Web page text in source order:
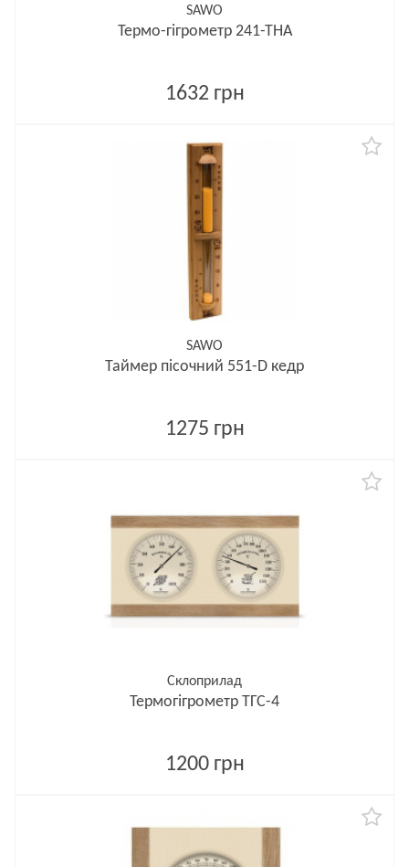
SAWO
Термо-гігрометр 241-ТНA
1632 грн
SAWO
Таймер пісочний 551-D кедр
1275 грн
Склоприлад
Термогігрометр ТГС-4
1200 грн